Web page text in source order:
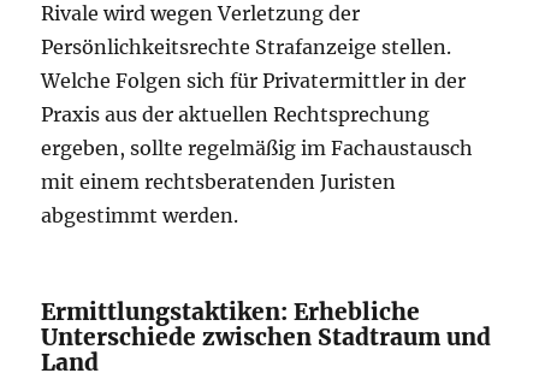
Rivale wird wegen Verletzung der
Persönlichkeitsrechte Strafanzeige stellen.
Welche Folgen sich für Privatermittler in der
Praxis aus der aktuellen Rechtsprechung
ergeben, sollte regelmäßig im Fachaustausch
mit einem rechtsberatenden Juristen
abgestimmt werden.
Ermittlungstaktiken: Erhebliche
Unterschiede zwischen Stadtraum und
Land